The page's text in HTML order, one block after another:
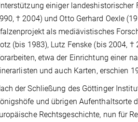
einiger
† 2004) und Otto Gerhard Oexle
als mediävistisches
(bis 1983), Lutz Fenske (bis 2004,
etwa der Einrichtung einer
und auch Karten, erschien
der Schließung des Göttinger
und übrigen Aufenthaltsorte
Rechtsgeschichte, nun für